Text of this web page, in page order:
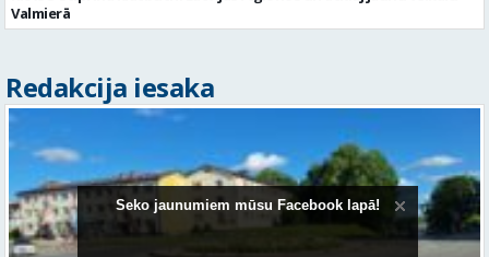
Seko jaunumiem mūsu Facebook lapā!